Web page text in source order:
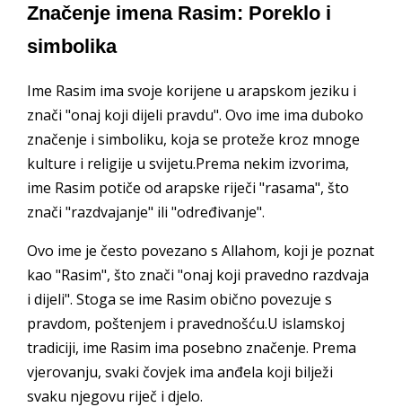
Značenje imena Rasim: Poreklo i
simbolika
Ime Rasim ima svoje korijene u arapskom jeziku i
znači "onaj koji dijeli pravdu". Ovo ime ima duboko
značenje i simboliku, koja se proteže kroz mnoge
kulture i religije u svijetu.Prema nekim izvorima,
ime Rasim potiče od arapske riječi "rasama", što
znači "razdvajanje" ili "određivanje".
Ovo ime je često povezano s Allahom, koji je poznat
kao "Rasim", što znači "onaj koji pravedno razdvaja
i dijeli". Stoga se ime Rasim obično povezuje s
pravdom, poštenjem i pravednošću.U islamskoj
tradiciji, ime Rasim ima posebno značenje. Prema
vjerovanju, svaki čovjek ima anđela koji bilježi
svaku njegovu riječ i djelo.